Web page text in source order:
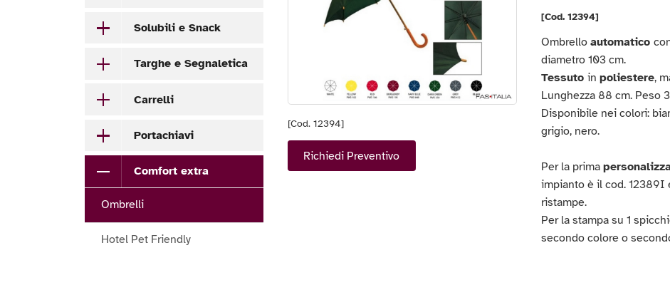
Solubili e Snack
Targhe e Segnaletica
Carrelli
Portachiavi
Comfort extra
Ombrelli
Hotel Pet Friendly
[Cod. 12394]
Richiedi Preventivo
[Cod. 12394]
Ombrelloautomatico
diametro 103 cm.
Tessutoinpoliestere,
Lunghezza 88 cm. Peso
Disponibile nei colori:
grigio, nero.
Per la prima
impianto è il cod.
ristampe.
Per la stampa su 1
secondo colore o